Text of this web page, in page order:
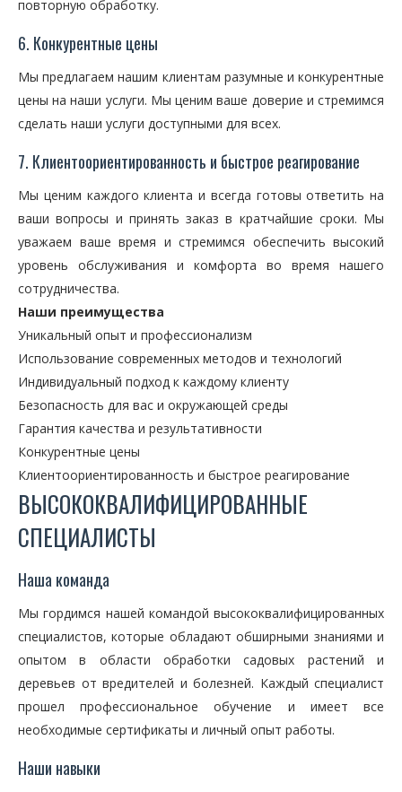
повторную обработку.
6. Конкурентные цены
Мы предлагаем нашим клиентам разумные и конкурентные
цены на наши услуги. Мы ценим ваше доверие и стремимся
сделать наши услуги доступными для всех.
7. Клиентоориентированность и быстрое реагирование
Мы ценим каждого клиента и всегда готовы ответить на
ваши вопросы и принять заказ в кратчайшие сроки. Мы
уважаем ваше время и стремимся обеспечить высокий
уровень обслуживания и комфорта во время нашего
сотрудничества.
Наши преимущества
Уникальный опыт и профессионализм
Использование современных методов и технологий
Индивидуальный подход к каждому клиенту
Безопасность для вас и окружающей среды
Гарантия качества и результативности
Конкурентные цены
Клиентоориентированность и быстрое реагирование
ВЫСОКОКВАЛИФИЦИРОВАННЫЕ
СПЕЦИАЛИСТЫ
Наша команда
Мы гордимся нашей командой высококвалифицированных
специалистов, которые обладают обширными знаниями и
опытом в области обработки садовых растений и
деревьев от вредителей и болезней. Каждый специалист
прошел профессиональное обучение и имеет все
необходимые сертификаты и личный опыт работы.
Наши навыки